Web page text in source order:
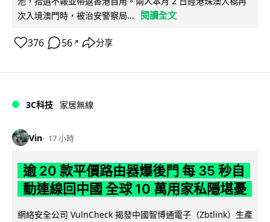
次入境澳門時，被治安警察局...
閱讀全文
376 56 ↗ 分享
3C科技 家居無線
Vin 17 小時
逾 20 款平價路由器爆後門 每 35 秒自
動連線回中國 全球 10 萬用家私隱堪憂
網絡安全公司 VulnCheck 揭發中國智博通電子（Zbtlink）生產